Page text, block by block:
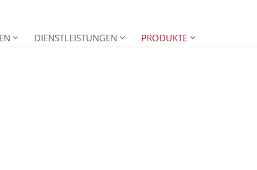
DIENSTLEISTUNGEN PRODUKTE